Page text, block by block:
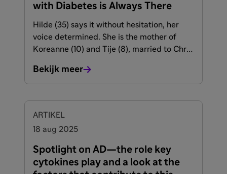
paths.
with Diabetes is Always There
Hilde (35) says it without hesitation, her
voice determined. She is the mother of
Koreanne (10) and Tije (8), married to Chris,
point of the Netherlands. Their lives
changed forever when their son Tije, then
diabetes.
Bekijk meer
ARTIKEL
18 aug 2025
Spotlight on AD—the role key
cytokines play and a look at the